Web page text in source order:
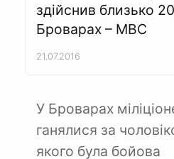
здійснив близько
Броварах – МВС
21.07.2016
У Броварах
ганялися за
якого була бойова